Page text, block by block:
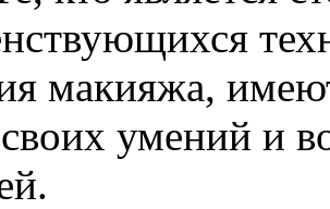
макияжа,
своих умений и